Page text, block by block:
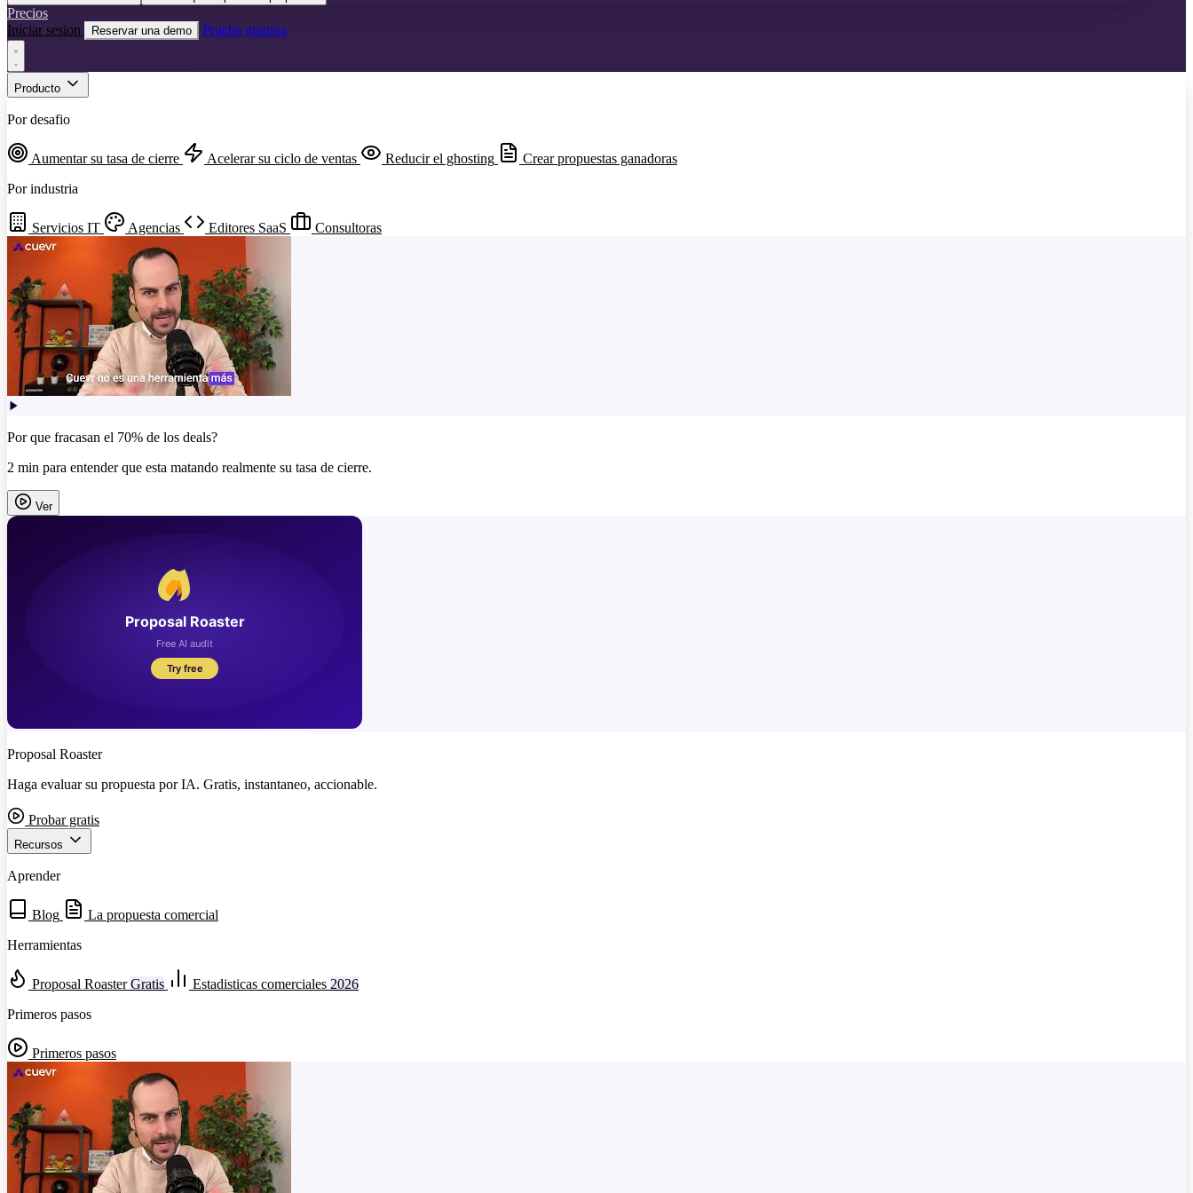
Precios
Iniciar sesion
Reservar una demo Prueba gratuita
Producto
Por desafio
Aumentar su tasa de cierre Acelerar su ciclo de ventas Reducir el ghosting
Crear propuestas ganadoras
Por industria
Servicios IT Agencias Editores SaaS Consultoras
Por que fracasan el 70% de los deals?
2 min para entender que esta matando realmente su tasa de cierre.
Ver
Proposal Roaster
Haga evaluar su propuesta por IA. Gratis, instantaneo, accionable.
Probar gratis
Recursos
Aprender
Blog
La propuesta comercial
Herramientas
Proposal Roaster Gratis Estadisticas comerciales 2026
Primeros pasos
Primeros pasos